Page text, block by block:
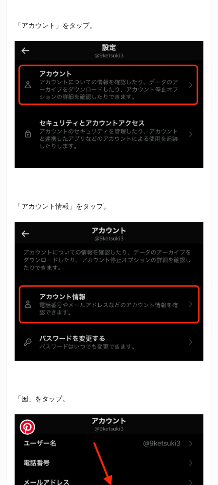
「アカウント」をタップ。
「アカウント情報」をタップ。
「国」をタップ。